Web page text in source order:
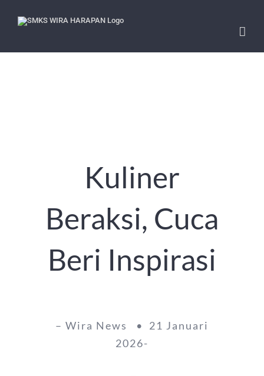
Kuliner
Beraksi, Cuca
Beri Inspirasi
– Wira News • 21 Januari
2026-